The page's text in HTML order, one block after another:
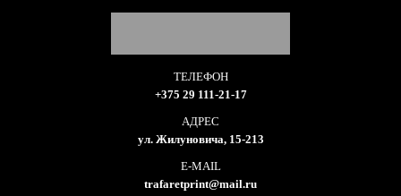
ТЕЛЕФОН
+375 29 111-21-17
АДРЕС
ул. Жилуновича, 15-213
E-MAIL
trafaretprint@mail.ru